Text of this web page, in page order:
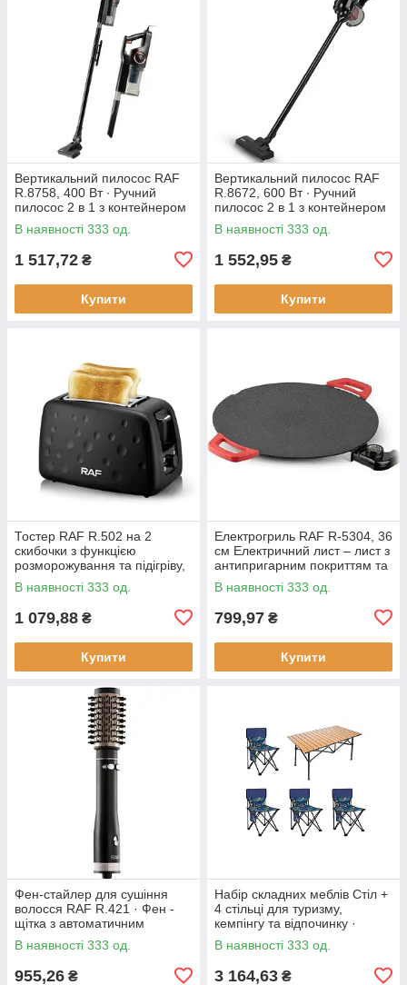
Вертикальний пилосос RAF
R.8758, 400 Вт ∙ Ручний
пилосос 2 в 1 з контейнером
В наявності 333 од.
1 517,72 ₴
Купити
Вертикальний пилосос RAF
R.8672, 600 Вт ∙ Ручний
пилосос 2 в 1 з контейнером
В наявності 333 од.
1 552,95 ₴
Купити
Тостер RAF R.502 на 2
скибочки з функцією
розморожування та підігріву,
930 Вт
В наявності 333 од.
1 079,88 ₴
Купити
Електрогриль RAF R-5304, 36
см Електричний лист – лист з
антипригарним покриттям та
регулюванням температури
смаження, 1800 Вт
В наявності 333 од.
799,97 ₴
Купити
Фен-стайлер для сушіння
волосся RAF R.421 · Фен -
щітка з автоматичним
обертанням насадок, 1000 Вт
В наявності 333 од.
955,26 ₴
Набір складних меблів Стіл +
4 стільці для туризму,
кемпінгу та відпочинку ·
Металевий каркас
В наявності 333 од.
3 164,63 ₴